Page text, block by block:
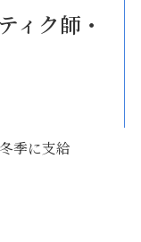
ィク師・
季に支給